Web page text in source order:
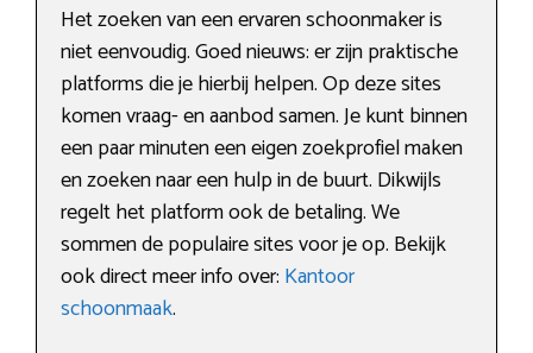
Het zoeken van een ervaren schoonmaker is
niet eenvoudig. Goed nieuws: er zijn praktische
platforms die je hierbij helpen. Op deze sites
komen vraag- en aanbod samen. Je kunt binnen
een paar minuten een eigen zoekprofiel maken
en zoeken naar een hulp in de buurt. Dikwijls
regelt het platform ook de betaling. We
sommen de populaire sites voor je op. Bekijk
ook direct meer info over: Kantoor
schoonmaak.